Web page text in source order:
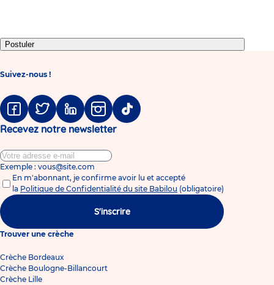
Postuler
Suivez-nous !
FacebookTwitter LinkedinInstagramTiktok
Recevez notre newsletter
Exemple : vous@site.com
En m'abonnant, je confirme avoir lu et accepté
la Politique de Confidentialité du site Babilou (obligatoire)
S'inscrire
Trouver une crèche
Crèche Bordeaux
Crèche Boulogne-Billancourt
Crèche Lille